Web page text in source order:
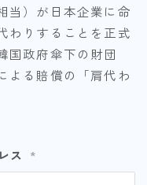
当）が日本企業に命
わりすることを正式
国政府傘下の財団
よる賠償の「肩代わ
ス *